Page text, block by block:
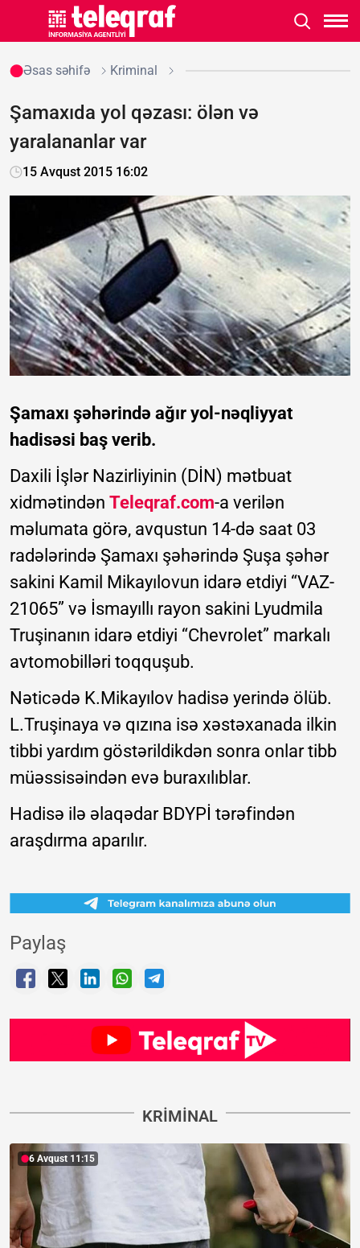
Əsas səhifə Kriminal
Şamaxıda yol qəzası: ölən və
yaralananlar var
15 Avqust 2015 16:02
Şamaxı şəhərində ağır yol-nəqliyyat
hadisəsi baş verib.
Daxili İşlər Nazirliyinin (DİN) mətbuat
xidmətindən Teleqraf.com-a verilən
məlumata görə, avqustun 14-də saat 03
radələrində Şamaxı şəhərində Şuşa şəhər
sakini Kamil Mikayılovun idarə etdiyi “VAZ-
21065” və İsmayıllı rayon sakini Lyudmila
Truşinanın idarə etdiyi “Chevrolet” markalı
avtomobilləri toqquşub.
Nəticədə K.Mikayılov hadisə yerində ölüb.
L.Truşinaya və qızına isə xəstəxanada ilkin
tibbi yardım göstərildikdən sonra onlar tibb
müəssisəindən evə buraxılıblar.
Hadisə ilə əlaqədar BDYPİ tərəfindən
araşdırma aparılır.
Paylaş
KRIMINAL
6 Avqust 11:15